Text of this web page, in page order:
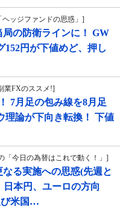
ッジファンドの思惑」]
局の防衛ラインに！ GW
152円が下値めど、押し
業FXのススメ!]
7月足の包み線を8月足
理論が下向き転換！ 下値
「今日の為替はこれで動く！」]
る実施への思惑(先週と
本円、ユーロの方向
び米国…